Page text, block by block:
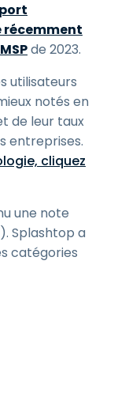
récemment
de 2023.
utilisateurs
notés en
de leur taux
entreprises.
cliquez
une note
Splashtop a
catégories